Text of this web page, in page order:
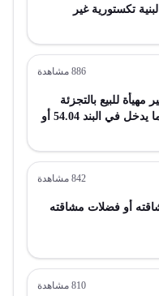
تكستورية غير
886 مشاهدة
للبيع بالتجزئة
بريم من صفيحات وأشكال مماثلة مما يدخل في البند 54.04 أو
القطيفية المزغبة
842 مشاهدة
أو فضلات مشاقته
810 مشاهدة